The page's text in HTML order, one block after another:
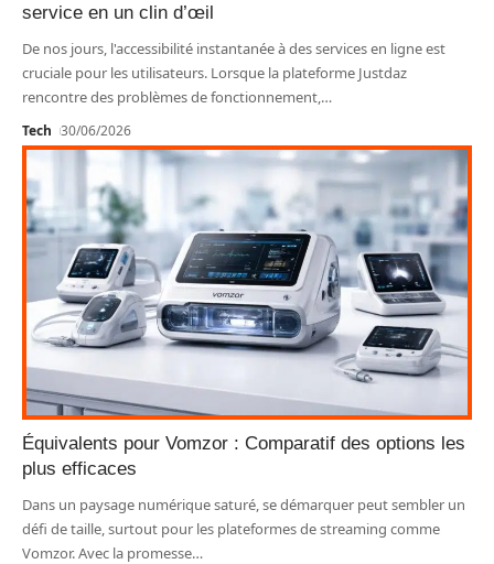
service en un clin d’œil
De nos jours, l'accessibilité instantanée à des services en ligne est
cruciale pour les utilisateurs. Lorsque la plateforme Justdaz
rencontre des problèmes de fonctionnement,…
Tech 30/06/2026
Équivalents pour Vomzor : Comparatif des options les
plus efficaces
Dans un paysage numérique saturé, se démarquer peut sembler un
défi de taille, surtout pour les plateformes de streaming comme
Vomzor. Avec la promesse…